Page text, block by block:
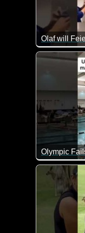
Olaf will
Die Katze
Olympic